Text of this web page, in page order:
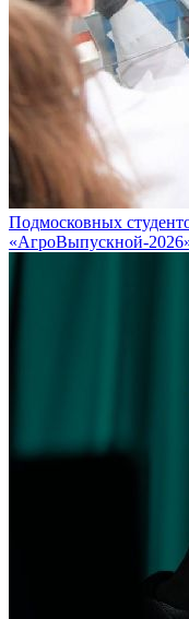
Подмосковных
«АгроВыпускной-